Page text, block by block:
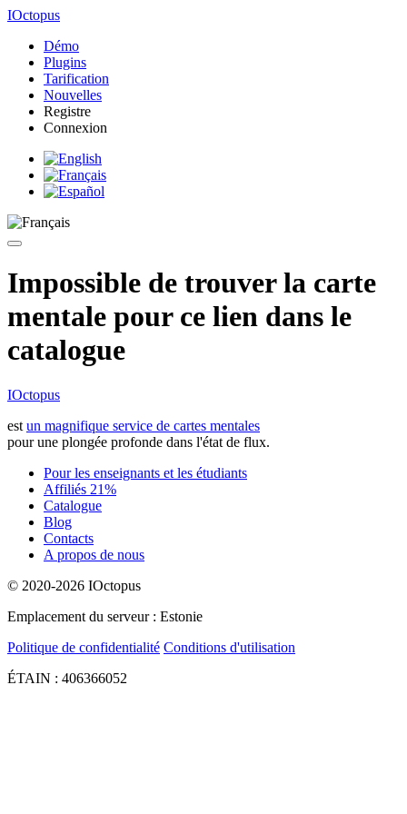
IOctopus
Démo
Plugins
Tarification
Nouvelles
Registre
Connexion
Impossible de trouver la carte
mentale pour ce lien dans le
catalogue
IOctopus
est un magnifique service de cartes mentales
pour une plongée profonde dans l'état de flux.
Pour les enseignants et les étudiants
Affiliés 21%
Catalogue
Blog
Contacts
A propos de nous
© 2020-2026 IOctopus
Emplacement du serveur : Estonie
Politique de confidentialité Conditions d'utilisation
ÉTAIN : 406366052